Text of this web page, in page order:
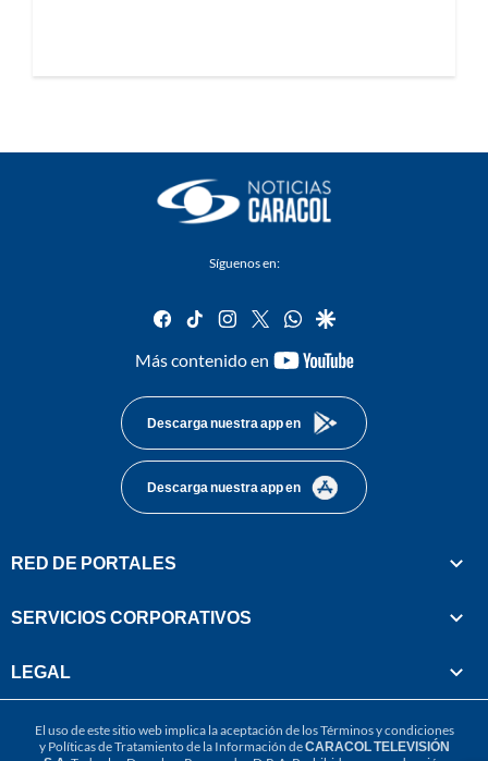
Síguenos en:
facebook
tiktok instagram
twitterwhatsapp
google
Más contenido en
youtube-
Descarga nuestra app en
Descarga nuestra app en
RED DE PORTALES
SERVICIOS CORPORATIVOS
LEGAL
El uso de este sitio web implica la aceptación de losTérminos y condiciones
y Políticas de Tratamiento de la Información deCARACOL TELEVISIÓN